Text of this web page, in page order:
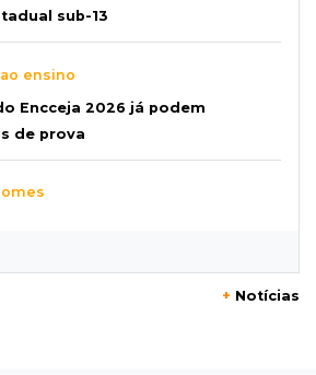
sub-13
ensino
Encceja 2026 já podem
de prova
em Goiânia antes de jogo que
+ Notícias